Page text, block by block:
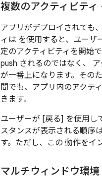
複数のアクティビティ
アプリがデプロイされても
ィは を使用すると、ユーザ
定のアクティビティを開始
push されるのではなく、
が一番上になります。その
間でも、アプリ内のアクテ
きます。
ユーザーが [戻る] を使用し
スタンスが表示される順序
す。ただし、この 動作をイ
マルチウィンドウ環境